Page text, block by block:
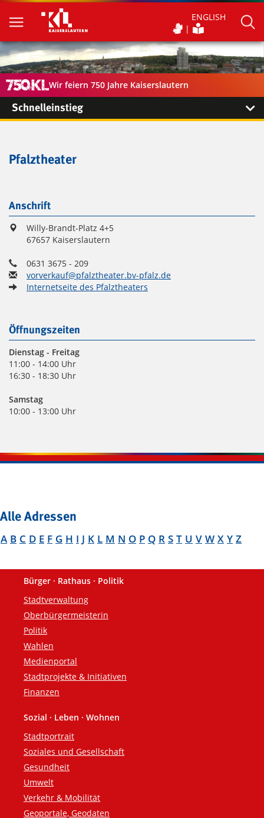
ENGLISH
Wir feiern 750 Jahre Kaiserslautern
Schnelleinstieg
Pfalztheater
Anschrift
Willy-Brandt-Platz 4+5
67657 Kaiserslautern
0631 3675 - 209
vorverkauf@pfalztheater.bv-pfalz.de
Internetseite des Pfalztheaters
Öffnungszeiten
Dienstag - Freitag
11:00 - 14:00 Uhr
16:30 - 18:30 Uhr
Samstag
10:00 - 13:00 Uhr
Alle Adressen
A B C D E F G H I J K L M N O P Q R S T U V W X Y Z
Fußzeile
Bürger · Rathaus · Politik
Stadtverwaltung
Oberbürgermeisterin
Politik
Wahlen
Medienportal
Stadtprojekte & Initiativen
Finanzen
Sozial · Leben · Wohnen
Stadtportrait
Soziales und Gesellschaft
Gesundheit
Umwelt
Verkehr & Mobilität
Geoportale, Geodaten